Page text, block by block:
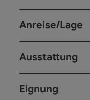
Anreise/Lage
Ausstattung
Eignung